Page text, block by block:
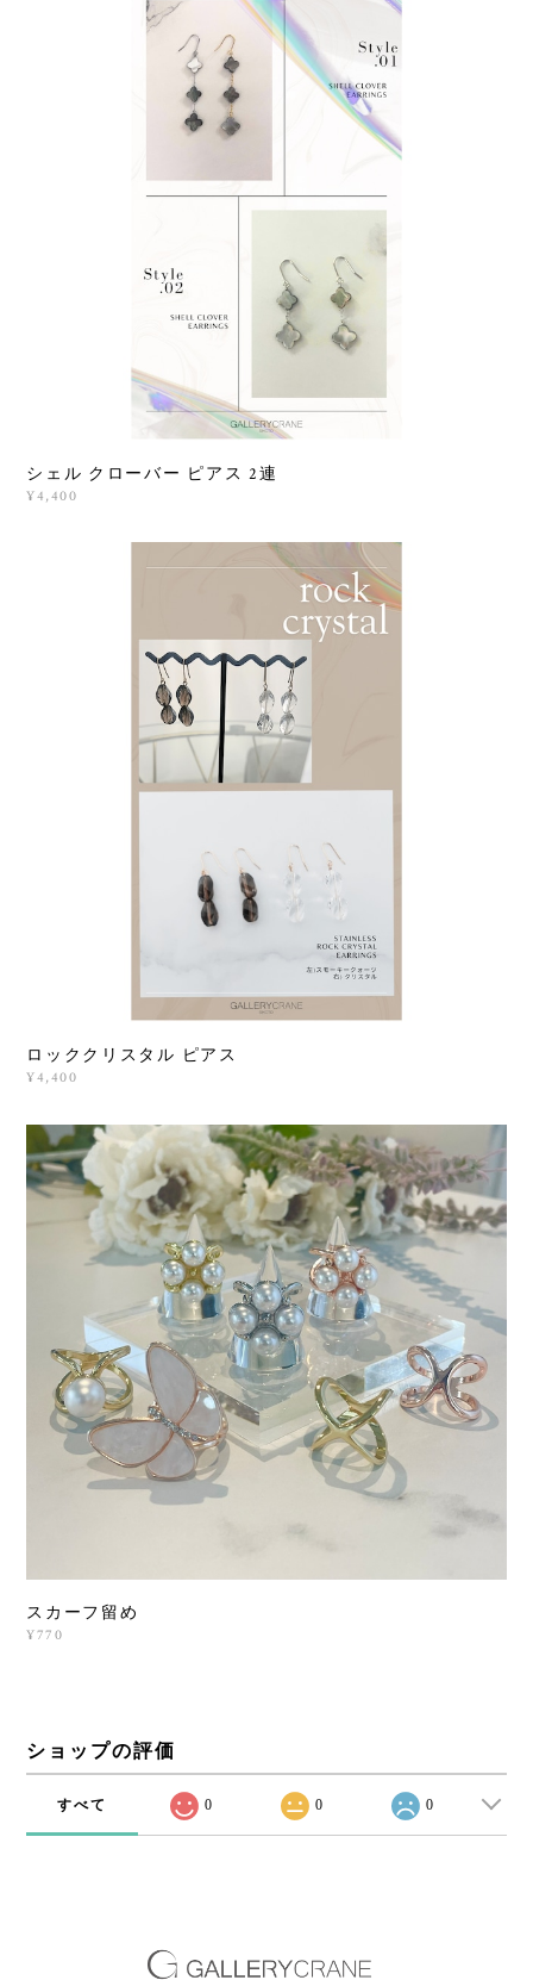
シェル クローバー ピアス 2連
¥4,400
ロッククリスタル ピアス
¥4,400
スカーフ留め
¥770
ショップの評価
すべて 0 0 0